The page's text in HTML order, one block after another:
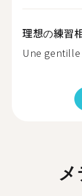
理想の練習
Une